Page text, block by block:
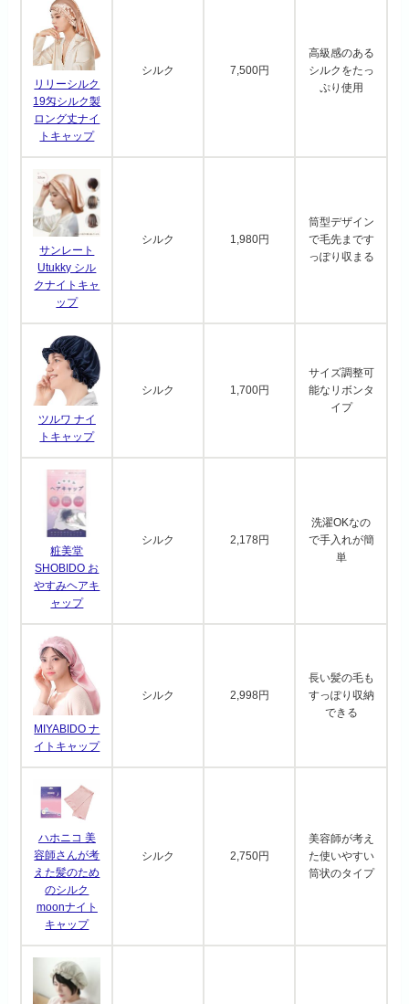
リリーシルク
19匁シルク製
ロング丈ナイ
トキャップ
シルク 7,500円
高級感のある
シルクをたっ
ぷり使用
サンレート
Utukky シル
クナイトキャ
ップ
シルク 1,980円
筒型デザイン
で毛先まです
っぽり収まる
ツルワ ナイ
トキャップ
シルク 1,700円
サイズ調整可
能なリボンタ
イプ
粧美堂
SHOBIDO お
やすみヘアキ
ャップ
シルク 2,178円
洗濯OKなの
で手入れが簡
単
MIYABIDO ナ
イトキャップ
シルク 2,998円
長い髪の毛も
すっぽり収納
できる
ハホニコ 美
容師さんが考
えた髪のため
のシルク
moonナイト
キャップ
シルク 2,750円
美容師が考え
た使いやすい
筒状のタイプ